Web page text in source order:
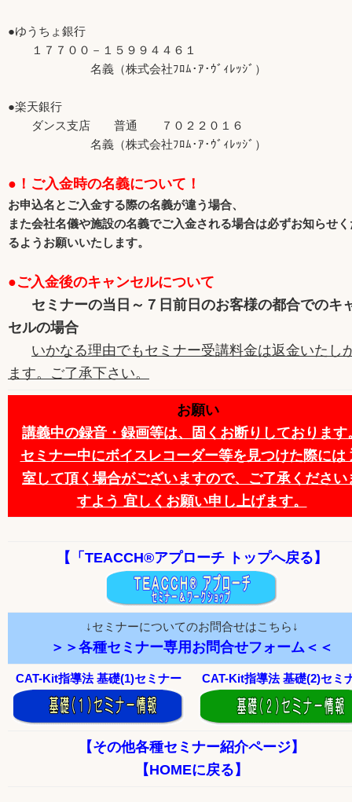
●ゆうちょ銀行
１７７００－１５９９４４６１
名義（株式会社ﾌﾛﾑ･ｱ･ｳﾞｨﾚｯｼﾞ）
●楽天銀行
ダンス支店 普通 ７０２２０１６
名義（株式会社ﾌﾛﾑ･ｱ･ｳﾞｨﾚｯｼﾞ）
●！ご入金時の名義について！
お申込名とご入金する際の名義が違う場合、
また会社名儀や施設の名義でご入金される場合は必ずお知らせ
るようお願いいたします。
●ご入金後のキャンセルについて
セミナーの当日～７日前日のお客様の都合でのキ
セルの場合
いかなる理由でもセミナー受講料金は返金いたし
ます。ご了承下さい。
お願い
講義中の録音・録画等は、固くお断りしております
セミナー中にボイスレコーダー等を見つけた際には
室して頂く場合がございますので、ご了承ください
すよう 宜しくお願い申し上げます。
【「TEACCH®アプローチ トップへ戻る】
↓セミナーについてのお問合せはこちら↓
＞＞各種セミナー専用お問合せフォーム＜＜
CAT-Kit指導法 基礎(1)セミナー CAT-Kit指導法 基礎(2)セミ
【その他各種セミナー紹介ページ】
【HOMEに戻る】